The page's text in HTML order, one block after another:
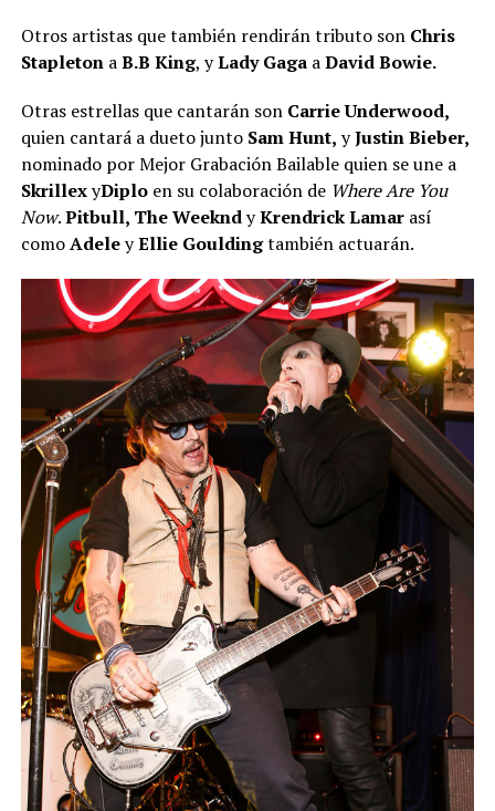
Otros artistas que también rendirán tributo son Chris
StapletonaB.B King, yLady GagaaDavid Bowie.
Otras estrellas que cantarán son Carrie Underwood,
quien cantará a dueto junto Sam Hunt, yJustin Bieber,
nominado por Mejor Grabación Bailable quien se une a
SkrillexyDiploen su colaboración de Where Are You
Now.Pitbull, The WeekndyKrendrick Lamarasí
comoAdeleyEllie Gouldingtambién actuarán.